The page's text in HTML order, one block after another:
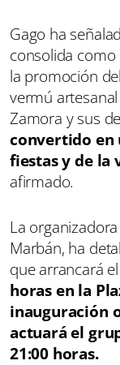
Gago ha
consolida
la promoción
vermú
Zamora y sus
convertido en
fiestas y de la
afirmado.
La
Marbán, ha
que arrancará
horas en la
inauguración
actuará el
21:00 horas.